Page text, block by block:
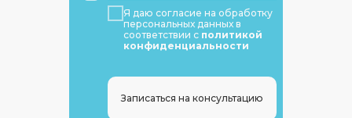
Я даю согласие на обработку
персональных данных в
соответствии с политикой
конфиденциальности
Записаться на консультацию